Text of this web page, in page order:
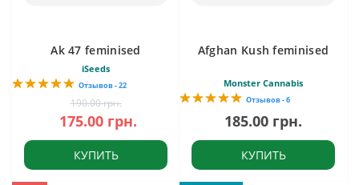
Ak 47 feminised
iSeeds
Отзывов - 22
190.00 грн.
175.00 грн.
КУПИТЬ
Afghan Kush feminised
Monster Cannabis
Отзывов - 6
185.00 грн.
КУПИТЬ